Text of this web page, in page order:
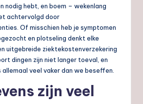
nodig hebt, en boem – wekenlang
achtervolgd door
Of misschien heb je symptomen
en plotseling denkt elke
uitgebreide ziektekostenverzekering
dingen zijn niet langer toeval, en
veel vaker dan we beseffen.
zijn veel